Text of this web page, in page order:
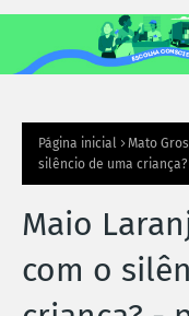
Página inicial Mato
silêncio de uma
Maio
com o